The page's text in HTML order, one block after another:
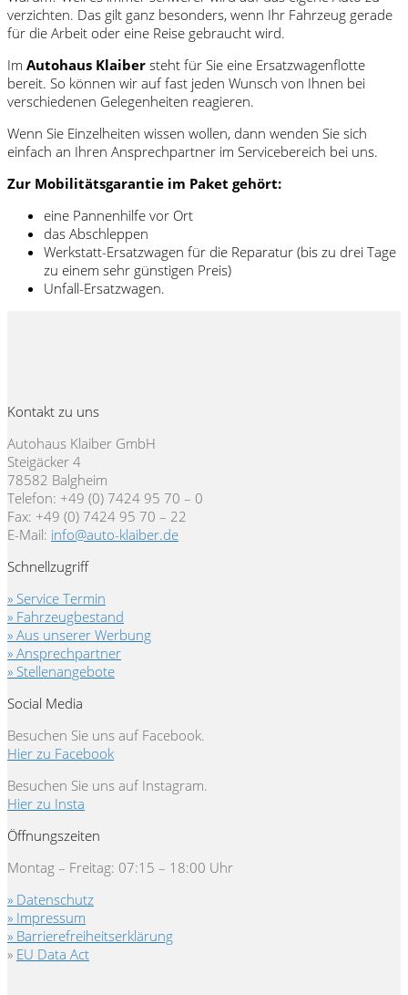
verzichten. Das gilt ganz besonders, wenn Ihr Fahrzeug gerade
für die Arbeit oder eine Reise gebraucht wird.
Im Autohaus Klaiber steht für Sie eine Ersatzwagenflotte
bereit. So können wir auf fast jeden Wunsch von Ihnen bei
verschiedenen Gelegenheiten reagieren.
Wenn Sie Einzelheiten wissen wollen, dann wenden Sie sich
einfach an Ihren Ansprechpartner im Servicebereich bei uns.
Zur Mobilitätsgarantie im Paket gehört:
eine Pannenhilfe vor Ort
das Abschleppen
Werkstatt-Ersatzwagen für die Reparatur (bis zu drei Tage
zu einem sehr günstigen Preis)
Unfall-Ersatzwagen.
Kontakt zu uns
Autohaus Klaiber GmbH
Steigäcker 4
78582 Balgheim
Telefon: +49 (0) 7424 95 70 – 0
Fax: +49 (0) 7424 95 70 – 22
E-Mail: info@auto-klaiber.de
Schnellzugriff
» Service Termin
» Fahrzeugbestand
» Aus unserer Werbung
» Ansprechpartner
» Stellenangebote
Social Media
Besuchen Sie uns auf Facebook.
Hier zu Facebook
Besuchen Sie uns auf Instagram.
Hier zu Insta
Öffnungszeiten
Montag – Freitag: 07:15 – 18:00 Uhr
» Datenschutz
» Impressum
» Barrierefreiheitserklärung
» EU Data Act